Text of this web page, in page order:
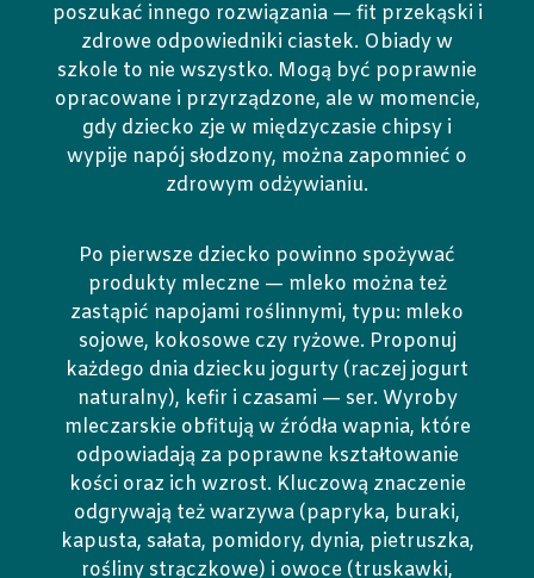
poszukać innego rozwiązania — fit przekąski i
zdrowe odpowiedniki ciastek. Obiady w
szkole to nie wszystko. Mogą być poprawnie
opracowane i przyrządzone, ale w momencie,
gdy dziecko zje w międzyczasie chipsy i
wypije napój słodzony, można zapomnieć o
zdrowym odżywianiu.
Po pierwsze dziecko powinno spożywać
produkty mleczne — mleko można też
zastąpić napojami roślinnymi, typu: mleko
sojowe, kokosowe czy ryżowe. Proponuj
każdego dnia dziecku jogurty (raczej jogurt
naturalny), kefir i czasami — ser. Wyroby
mleczarskie obfitują w źródła wapnia, które
odpowiadają za poprawne kształtowanie
kości oraz ich wzrost. Kluczową znaczenie
odgrywają też warzywa (papryka, buraki,
kapusta, sałata, pomidory, dynia, pietruszka,
rośliny strączkowe) i owoce (truskawki,